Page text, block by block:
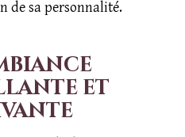
de sa personnalité.
et